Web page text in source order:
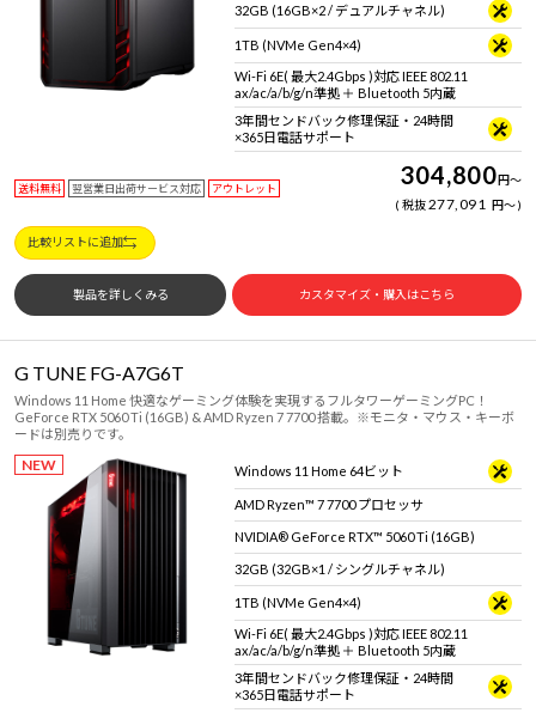
32GB (16GB×2 / デュアルチャネル)
1TB (NVMe Gen4×4)
Wi-Fi 6E( 最大2.4Gbps )対応 IEEE 802.11
ax/ac/a/b/g/n準拠 ＋ Bluetooth 5内蔵
3年間センドバック修理保証・24時間
×365日電話サポート
送料無料 翌営業日出荷サービス対応 アウトレット 304,800円～
税抜277,091 円～
比較リストに追加
製品を詳しくみる カスタマイズ・購入はこちら
G TUNE FG-A7G6T
Windows 11 Home 快適なゲーミング体験を実現するフルタワーゲーミングPC！
GeForce RTX 5060 Ti (16GB) & AMD Ryzen 7 7700 搭載。※モニタ・マウス・キーボ
ードは別売りです。
NEW Windows 11 Home 64ビット
AMD Ryzen™ 7 7700 プロセッサ
NVIDIA® GeForce RTX™ 5060 Ti (16GB)
32GB (32GB×1 / シングルチャネル)
1TB (NVMe Gen4×4)
Wi-Fi 6E( 最大2.4Gbps )対応 IEEE 802.11
ax/ac/a/b/g/n準拠 ＋ Bluetooth 5内蔵
3年間センドバック修理保証・24時間
×365日電話サポート